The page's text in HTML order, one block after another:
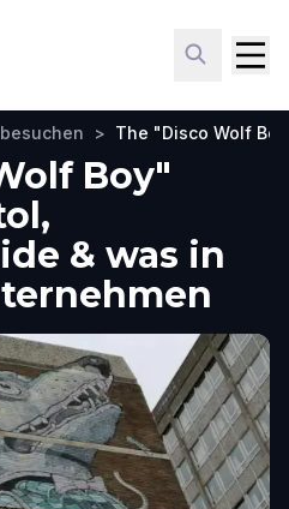
> The "Disco Wolf
Boy"
& was in